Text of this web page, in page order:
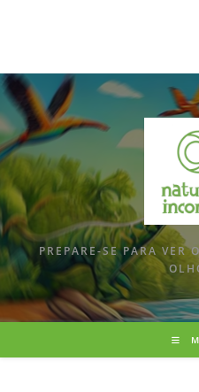
PREPARE-SE PARA VER